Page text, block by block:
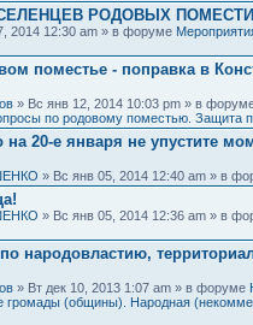
РОДОВЫХ
2014 12:30 am » в форуме
поместье - поправка в
» Вс янв 12, 2014 10:03 pm » в
по родовому поместью. Защита
на 20-е января не упустите
» Вс янв 05, 2014 12:40 am » в
» Вс янв 05, 2014 12:36 am » в
народовластию,
» Вт дек 10, 2013 1:07 am » в форуме
громады (общины). Народная